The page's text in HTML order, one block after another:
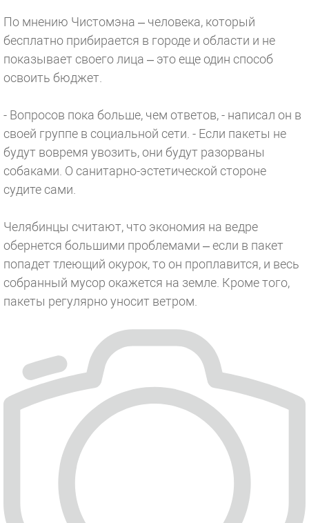
По мнению Чистомэна – человека, который
бесплатно прибирается в городе и области и не
показывает своего лица – это еще один способ
освоить бюджет.
- Вопросов пока больше, чем ответов, - написал он в
своей группе в социальной сети. - Если пакеты не
будут вовремя увозить, они будут разорваны
собаками. О санитарно-эстетической стороне
судите сами.
Челябинцы считают, что экономия на ведре
обернется большими проблемами – если в пакет
попадет тлеющий окурок, то он проплавится, и весь
собранный мусор окажется на земле. Кроме того,
пакеты регулярно уносит ветром.